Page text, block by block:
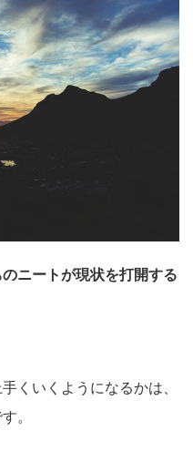
ニートが現状を打開する
くいくようになるかは、
。